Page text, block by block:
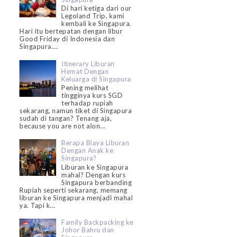
Di hari ketiga dari our
Legoland Trip, kami
kembali ke Singapura.
Hari itu bertepatan dengan libur
Good Friday di Indonesia dan
Singapura....
Itinerary Liburan
Hemat Dengan
Keluarga di Singapura
Pening melihat
tingginya kurs SGD
terhadap rupiah
sekarang, namun tiket di Singapura
sudah di tangan? Tenang aja,
because you are not alon...
Berapa Biaya Liburan
Dengan Anak ke
Singapura?
Liburan ke Singapura
mahal? Dengan kurs
Singapura berbanding
Rupiah seperti sekarang, memang
liburan ke Singapura menjadi mahal
ya. Tapi k...
Family Backpacking ke
Johor Bahru dan